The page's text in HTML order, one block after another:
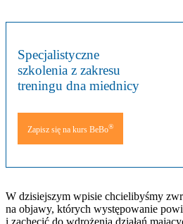
Specjalistyczne
szkolenia z zakresu
treningu dna miednicy
Zapisz się na kurs BeBo®
W dzisiejszym wpisie chcielibyśmy
na objawy, których występowanie